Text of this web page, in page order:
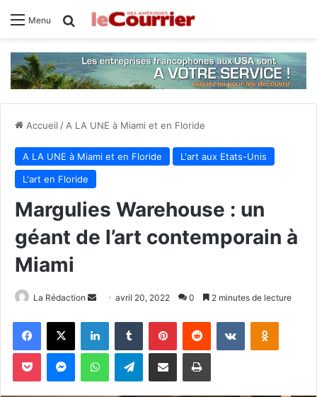
Menu Rechercher
Accueil / A LA UNE à Miami et en Floride
A LA UNE à Miami et en Floride
L'art aux Etats-Unis
L'art en Floride
Margulies Warehouse : un
géant de l’art contemporain à
Miami
La Rédaction
Envoyeravril 20, 2022 0 2 minutes de lecture
Facebook
X LinkedinTumblr PinterestReddit VKontakte
Pocket MessengerWhatsAppTelegramPartager par email Imprimer